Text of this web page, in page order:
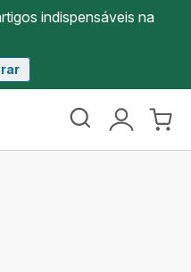
indispensáveis na
O